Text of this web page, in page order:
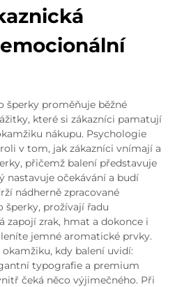
šperky proměňuje běžné
které si zákazníci pamatují
nákupu. Psychologie
v tom, jak zákazníci vnímají a
přičemž balení představuje
nastavuje očekávání a budí
nádherně zpracované
šperky, prožívají řadu
zapojí zrak, hmat a dokonce i
jemné aromatické prvky.
kdy balení uvidí:
typografie a premium
čeká něco výjimečného. Při